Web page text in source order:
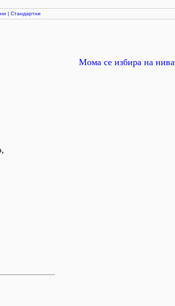
| Стандартни
Мома се избира на